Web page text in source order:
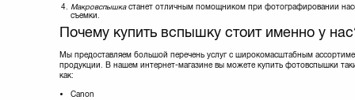
Макровспышкастанет отличным помощником при фотографировании
съемки.
Почему купить вспышку стоит именно у
Мы предоставляем большой перечень услуг с широкомасштабным
продукции. В нашем интернет-магазине вы можете купить фотовспышки
как:
Canon